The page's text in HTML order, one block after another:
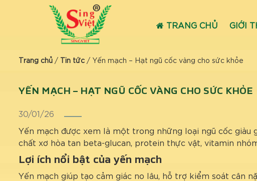
TRANG CHỦ GIỚI
Trang chủ / Tin tức / Yến mạch – Hạt ngũ cốc vàng cho sức khỏe
YẾN MẠCH – HẠT NGŨ CỐC VÀNG CHO SỨC KHỎE
30/01/26
Yến mạch được xem là một trong những loại ngũ cốc giàu
chất xơ hòa tan beta-glucan, protein thực vật, vitamin
Lợi ích nổi bật của yến mạch
Yến mạch giúp tạo cảm giác no lâu, hỗ trợ kiểm soát cân